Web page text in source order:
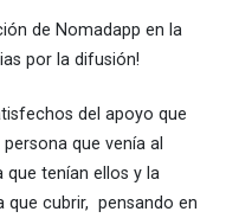
de Nomadapp en la
por la difusión!
del apoyo que
que venía al
que tenían ellos y la
que cubrir, pensando en